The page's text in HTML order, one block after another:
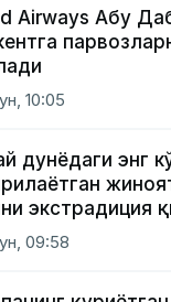
Airways Абу
10:05
дунёдаги энг
экстрадиция
09:58